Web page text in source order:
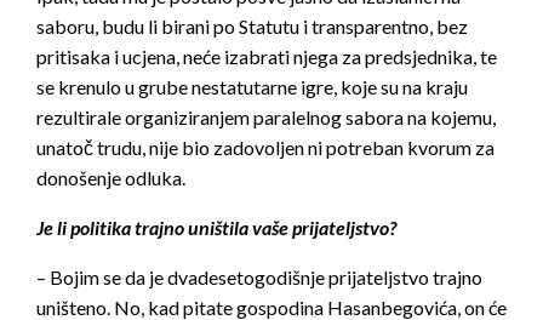
saboru, budu li birani po Statutu i transparentno, bez
pritisaka i ucjena, neće izabrati njega za predsjednika, te
se krenulo u grube nestatutarne igre, koje su na kraju
rezultirale organiziranjem paralelnog sabora na kojemu,
unatoč trudu, nije bio zadovoljen ni potreban kvorum za
donošenje odluka.
Je li politika trajno uništila vaše prijateljstvo?
– Bojim se da je dvadesetogodišnje prijateljstvo trajno
uništeno. No, kad pitate gospodina Hasanbegovića, on će